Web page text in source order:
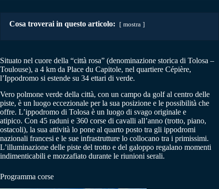
Cosa troverai in questo articolo: mostra
Situato nel cuore della “città rosa” (denominazione storica di Tolosa –
Toulouse), a 4 km da Place du Capitole, nel quartiere Cépière,
l’Ippodromo si estende su 34 ettari di verde.
Vero polmone verde della città, con un campo da golf al centro delle
piste, è un luogo eccezionale per la sua posizione e le possibilità che
offre. L’ippodromo di Tolosa è un luogo di svago originale e
atipico. Con 45 raduni e 360 ​​corse di cavalli all’anno (trotto, piano,
ostacoli), la sua attività lo pone al quarto posto tra gli ippodromi
nazionali francesi e le sue infrastrutture lo collocano tra i primissimi.
L’illuminazione delle piste del trotto e del galoppo regalano momenti
indimenticabili e mozzafiato durante le riunioni serali.
Programma corse